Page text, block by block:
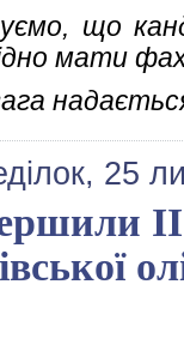
що
мати
25